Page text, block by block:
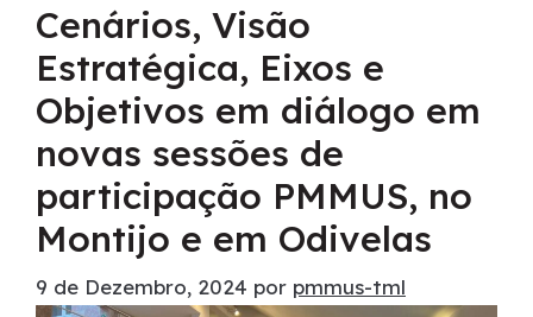
Cenários, Visão
Estratégica, Eixos e
Objetivos em diálogo em
novas sessões de
participação PMMUS, no
Montijo e em Odivelas
9 de Dezembro, 2024 por pmmus-tml